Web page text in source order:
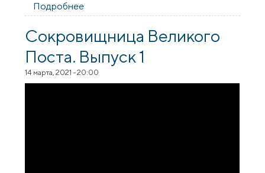
Подробнее
воскресенье 2021
Сокровищница Великого
Поста. Выпуск 1
14 марта, 2021 - 20:00